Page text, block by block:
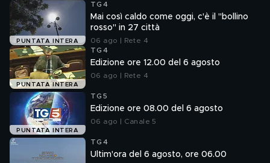
PUNTATA INTERA
TG4
Mai così caldo come oggi, c'è il "bollino
rosso" in 27 città
06 ago | Rete 4
PUNTATA INTERA
TG4
Edizione ore 12.00 del 6 agosto
06 ago | Rete 4
PUNTATA INTERA
TG5
Edizione ore 08.00 del 6 agosto
06 ago | Canale 5
TG4
Ultim'ora del 6 agosto, ore 06.00